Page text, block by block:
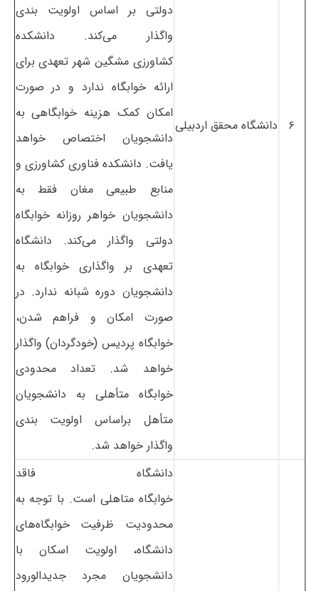
۶ دانشگاه محقق اردبیلی
دولتی بر اساس اولویت بندی
واگذار می‌کند. دانشکده
کشاورزی مشگین شهر تعهدی برای
ارائه خوابگاه ندارد و در صورت
امکان کمک هزینه خوابگاهی به
دانشجویان اختصاص خواهد
یافت. دانشکده فناوری کشاورزی و
منابع طبیعی مغان فقط به
دانشجویان خواهر روزانه خوابگاه
دولتی واگذار می‌کند. دانشگاه
تعهدی بر واگذاری خوابگاه به
دانشجویان دوره شبانه ندارد. در
صورت امکان و فراهم شدن،
خوابگاه پردیس (خودگردان) واگذار
خواهد شد. تعداد محدودی
خوابگاه متأهلی به دانشجویان
متأهل براساس اولویت بندی
واگذار خواهد شد.
دانشگاه فاقد
خوابگاه متاهلی است. با توجه به
محدودیت ظرفیت خوابگاه‌های
دانشگاه، اولویت اسکان با
دانشجویان مجرد جدیدالورود